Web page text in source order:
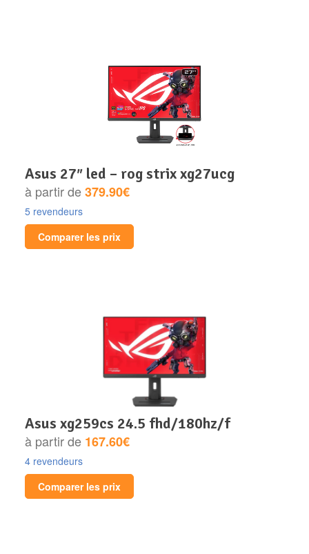
asus 27″ led – rog strix xg27ucg
à partir de379.90€
5 revendeurs
Comparer les prix
asus xg259cs 24.5 fhd/180hz/f
à partir de 167.60€
4 revendeurs
Comparer les prix